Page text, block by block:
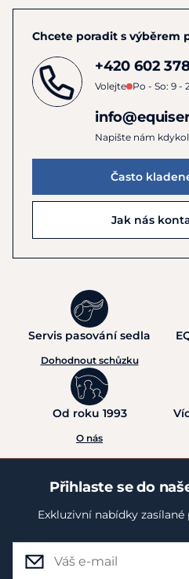
Chcete poradit s výběrem
+420 602
Volejte Po - So: 9 -
Napište nám
Často
Jak nás
Servis pasování sedla
Dohodnout schůzku
Od roku 1993
O nás
Přihlaste se do
Exkluzivní nabídky